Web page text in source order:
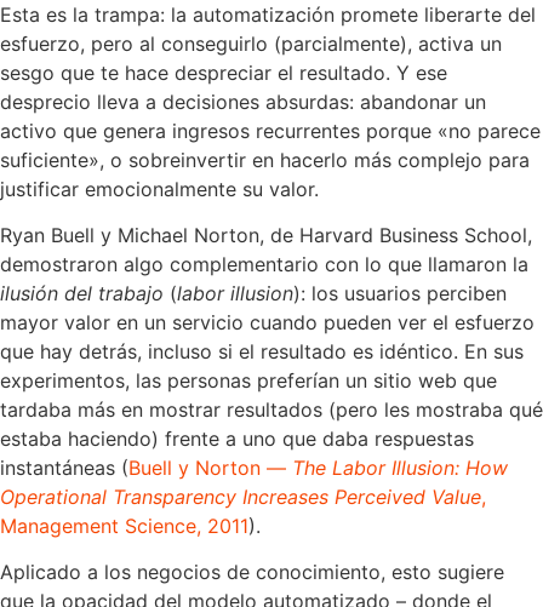
Esta es la trampa: la automatización promete liberarte del
esfuerzo, pero al conseguirlo (parcialmente), activa un
sesgo que te hace despreciar el resultado. Y ese
desprecio lleva a decisiones absurdas: abandonar un
activo que genera ingresos recurrentes porque «no parece
suficiente», o sobreinvertir en hacerlo más complejo para
justificar emocionalmente su valor.
Ryan Buell y Michael Norton, de Harvard Business School,
demostraron algo complementario con lo que llamaron la
ilusión del trabajo (labor illusion): los usuarios perciben
mayor valor en un servicio cuando pueden ver el esfuerzo
que hay detrás, incluso si el resultado es idéntico. En sus
experimentos, las personas preferían un sitio web que
tardaba más en mostrar resultados (pero les mostraba qué
estaba haciendo) frente a uno que daba respuestas
instantáneas (Buell y Norton — The Labor Illusion: How
Operational Transparency Increases Perceived Value,
Management Science, 2011).
Aplicado a los negocios de conocimiento, esto sugiere
que la opacidad del modelo automatizado – donde el